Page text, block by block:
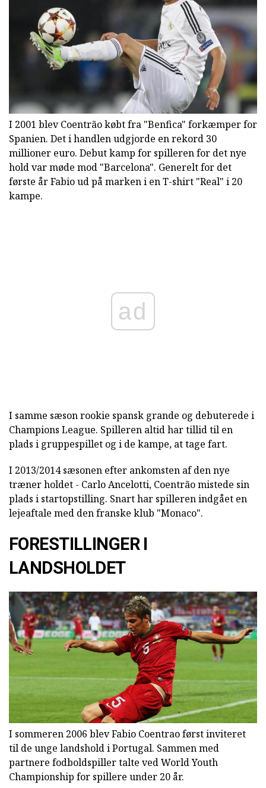
I 2001 blev Coentrão købt fra "Benfica" forkæmper for
Spanien. Det i handlen udgjorde en rekord 30
millioner euro. Debut kamp for spilleren for det nye
hold var møde mod "Barcelona". Generelt for det
første år Fabio ud på marken i en T-shirt "Real" i 20
kampe.
ad
I samme sæson rookie spansk grande og debuterede i
Champions League. Spilleren altid har tillid til en
plads i gruppespillet og i de kampe, at tage fart.
I 2013/2014 sæsonen efter ankomsten af den nye
træner holdet - Carlo Ancelotti, Coentrão mistede sin
plads i startopstilling. Snart har spilleren indgået en
lejeaftale med den franske klub "Monaco".
FORESTILLINGER I
LANDSHOLDET
I sommeren 2006 blev Fabio Coentrao først inviteret
til de unge landshold i Portugal. Sammen med
partnere fodboldspiller talte ved World Youth
Championship for spillere under 20 år.